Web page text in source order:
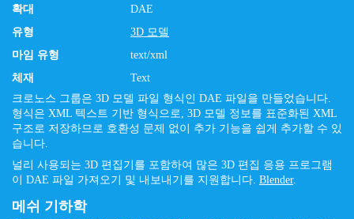
확대
DAE
유형
3D 모델
마임 유형
text/xml
체재
Text
크로노스 그룹은 3D 모델 파일 형식인 DAE 파일을 만들었습니다.
형식은 XML 텍스트 기반 형식으로, 3D 모델 정보를 표준화된 XML
구조로 저장하므로 호환성 문제 없이 추가 기능을 쉽게 추가할 수 있
습니다.
널리 사용되는 3D 편집기를 포함하여 많은 3D 편집 응용 프로그램
이 DAE 파일 가져오기 및 내보내기를 지원합니다. Blender.
메쉬 기하학